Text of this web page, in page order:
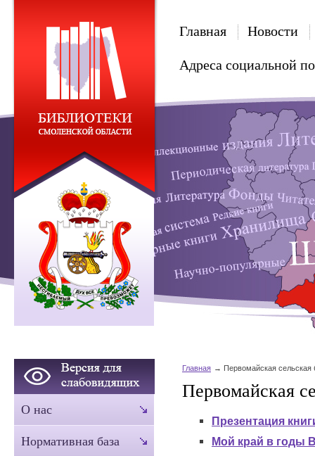
Главная Новости
Адреса социальной
Главная Первомайская сельская
Первомайская
Презентация
Мой край в годы
О нас
Нормативная база